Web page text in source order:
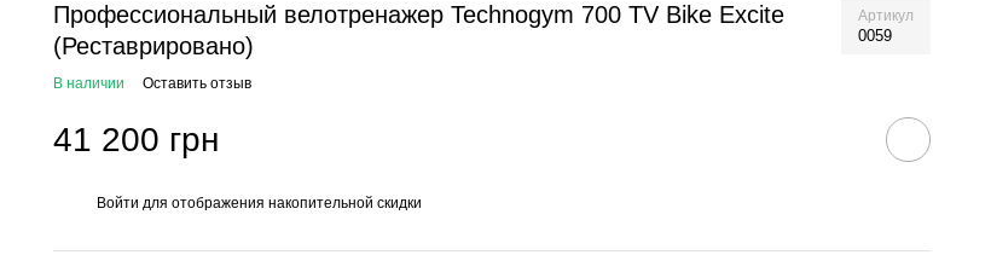
Профессиональный велотренажер Technogym 700 TV Bike Excite
(Реставрировано)
Артикул
0059
В наличии Оставить отзыв
41 200 грн
Войти для отображения накопительной скидки